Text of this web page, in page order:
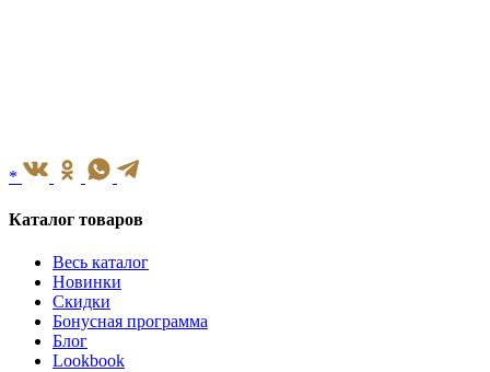
*
Каталог товаров
Весь каталог
Новинки
Скидки
Бонусная программа
Блог
Lookbook